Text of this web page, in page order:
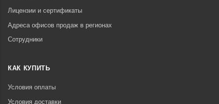
Лицензии и сертификаты
Адреса офисов продаж в регионах
Сотрудники
КАК КУПИТЬ
Условия оплаты
Условия доставки